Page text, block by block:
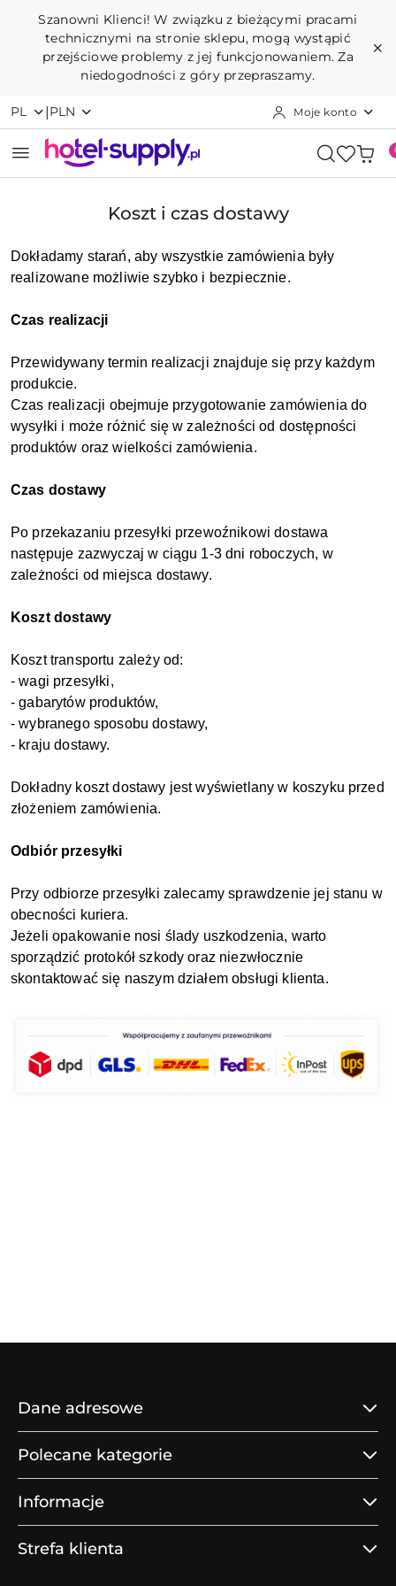
Przejdź do treści głównej
Przejdź do wyszukiwarki
Przejdź do moje konto
Przejdź do menu głównego
Przejdź do stopki
Szanowni Klienci! W związku z bieżącymi pracami
technicznymi na stronie sklepu, mogą wystąpić
przejściowe problemy z jej funkcjonowaniem. Za
niedogodności z góry przepraszamy.
PL |PLN Moje konto
Koszt i czas dostawy
Dokładamy starań, aby wszystkie zamówienia były
realizowane możliwie szybko i bezpiecznie.
Czas realizacji
Przewidywany termin realizacji znajduje się przy każdym
produkcie.
Czas realizacji obejmuje przygotowanie zamówienia do
wysyłki i może różnić się w zależności od dostępności
produktów oraz wielkości zamówienia.
Czas dostawy
Po przekazaniu przesyłki przewoźnikowi dostawa
następuje zazwyczaj w ciągu 1-3 dni roboczych, w
zależności od miejsca dostawy.
Koszt dostawy
Koszt transportu zależy od:
- wagi przesyłki,
- gabarytów produktów,
- wybranego sposobu dostawy,
- kraju dostawy.
Dokładny koszt dostawy jest wyświetlany w koszyku przed
złożeniem zamówienia.
Odbiór przesyłki
Przy odbiorze przesyłki zalecamy sprawdzenie jej stanu w
obecności kuriera.
Jeżeli opakowanie nosi ślady uszkodzenia, warto
sporządzić protokół szkody oraz niezwłocznie
skontaktować się naszym działem obsługi klienta.
Dane adresowe
Polecane kategorie
Informacje
Strefa klienta